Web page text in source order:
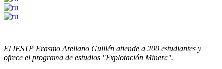
El IESTP Erasmo Arellano Guillén atiende a 200 estudiantes y
ofrece el programa de estudios "Explotación Minera".